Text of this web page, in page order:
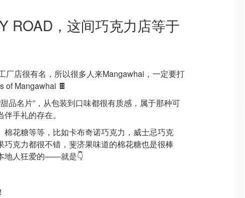
ROAD，这间巧克力店等于
厂店很有名，所以很多人来Mangawhai，一定要打
Mangawhai 🍫
品名片”，从包装到口味都很有质感，属于那种可
手礼的存在。
棉花糖等等，比如卡布奇诺巧克力，威士忌巧克
巧克力都很不错，斐济果味道的棉花糖也是很棒
地人狂爱的——就是👇